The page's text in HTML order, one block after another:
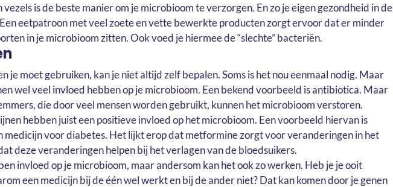
vezels is de beste manier om je microbioom te verzorgen. En zo je eigen gezondheid in de
eetpatroon met veel zoete en vette bewerkte producten zorgt ervoor dat er minder
in je microbioom zitten. Ook voed je hiermee de “slechte” bacteriën.
je moet gebruiken, kan je niet altijd zelf bepalen. Soms is het nou eenmaal nodig. Maar
wel veel invloed hebben op je microbioom. Een bekend voorbeeld is antibiotica. Maar
die door veel mensen worden gebruikt, kunnen het microbioom verstoren.
hebben juist een positieve invloed op het microbioom. Een voorbeeld hiervan is
medicijn voor diabetes. Het lijkt erop dat metformine zorgt voor veranderingen in het
deze veranderingen helpen bij het verlagen van de bloedsuikers.
invloed op je microbioom, maar andersom kan het ook zo werken. Heb je je ooit
een medicijn bij de één wel werkt en bij de ander niet? Dat kan komen door je genen